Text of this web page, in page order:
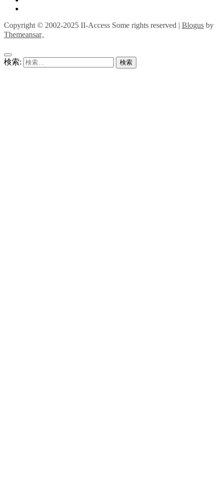
Copyright © 2002-2025 II-Access Some rights reserved | Blogus by
Themeansar。
検索: